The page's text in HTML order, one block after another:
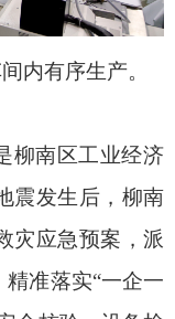
内有序生产。
柳南区工业经济
震发生后，柳南
灾应急预案，派
准落实“一企一